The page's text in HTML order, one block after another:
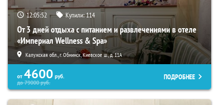
12:05:50 Купили:114
От 3 дней отдыха с питанием и развлечениями в отеле
«Империал Wellness & Spa»
Калужская обл., г. Обнинск, Киевское ш., д. 11А
от 4600 руб.
до79000руб.
ПОДРОБНЕЕ